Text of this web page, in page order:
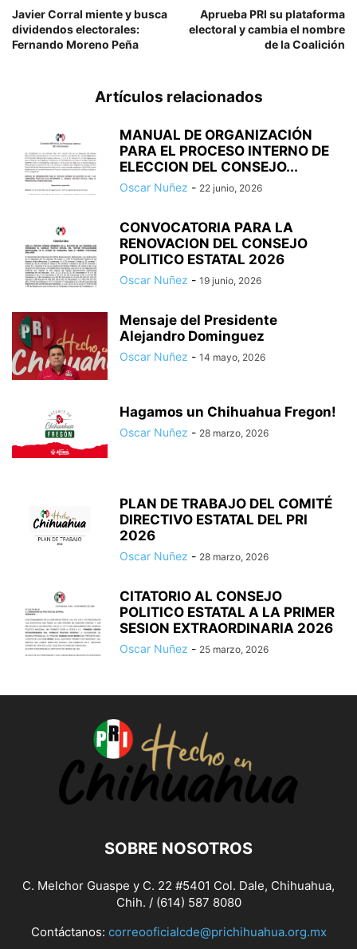
Javier Corral miente y busca
dividendos electorales:
Fernando Moreno Peña
Aprueba PRI su plataforma
electoral y cambia el nombre
de la Coalición
Artículos relacionados
MANUAL DE ORGANIZACIÓN
PARA EL PROCESO INTERNO DE
ELECCION DEL CONSEJO...
Oscar Nuñez - 22 junio, 2026
CONVOCATORIA PARA LA
RENOVACION DEL CONSEJO
POLITICO ESTATAL 2026
Oscar Nuñez - 19 junio, 2026
Mensaje del Presidente
Alejandro Dominguez
Oscar Nuñez - 14 mayo, 2026
Hagamos un Chihuahua Fregon!
Oscar Nuñez - 28 marzo, 2026
PLAN DE TRABAJO DEL COMITÉ
DIRECTIVO ESTATAL DEL PRI
2026
Oscar Nuñez - 28 marzo, 2026
CITATORIO AL CONSEJO
POLITICO ESTATAL A LA PRIMER
SESION EXTRAORDINARIA 2026
Oscar Nuñez - 25 marzo, 2026
SOBRE NOSOTROS
C. Melchor Guaspe y C. 22 #5401 Col. Dale, Chihuahua,
Chih. / (614) 587 8080
Contáctanos: correooficialcde@prichihuahua.org.mx